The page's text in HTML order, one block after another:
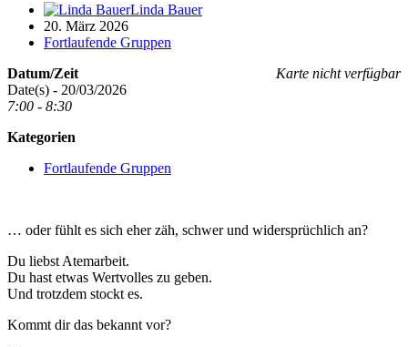
Linda Bauer
20. März 2026
Fortlaufende Gruppen
Karte nicht verfügbar
Datum/Zeit
Date(s) - 20/03/2026
7:00 - 8:30
Kategorien
Fortlaufende Gruppen
… oder fühlt es sich eher zäh, schwer und widersprüchlich an?
Du liebst Atemarbeit.
Du hast etwas Wertvolles zu geben.
Und trotzdem stockt es.
Kommt dir das bekannt vor?